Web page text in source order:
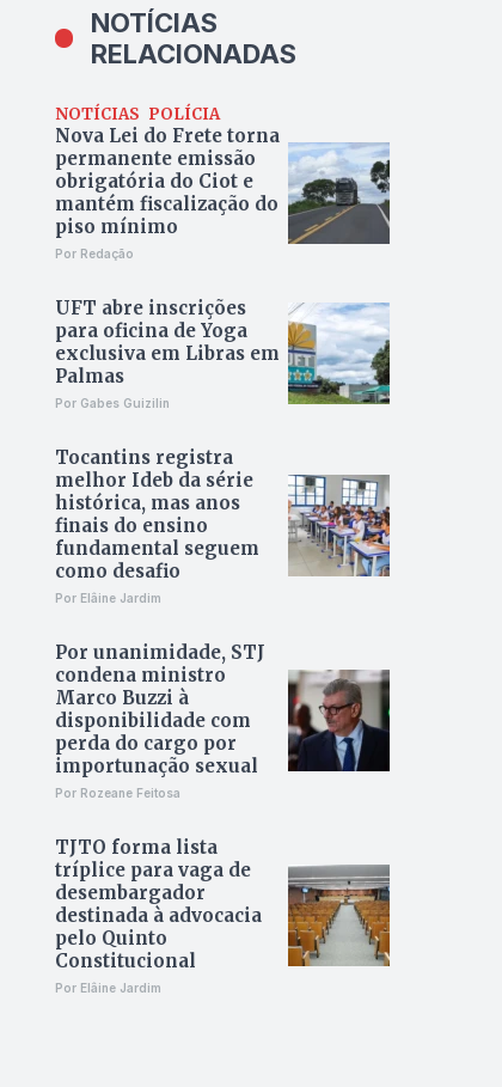
NOTÍCIAS
RELACIONADAS
NOTÍCIAS POLÍCIA
Nova Lei do Frete torna
permanente emissão
obrigatória do Ciot e
mantém fiscalização do
piso mínimo
Por Redação
UFT abre inscrições
para oficina de Yoga
exclusiva em Libras em
Palmas
Por Gabes Guizilin
Tocantins registra
melhor Ideb da série
histórica, mas anos
finais do ensino
fundamental seguem
como desafio
Por Elâine Jardim
Por unanimidade, STJ
condena ministro
Marco Buzzi à
disponibilidade com
perda do cargo por
importunação sexual
Por Rozeane Feitosa
TJTO forma lista
tríplice para vaga de
desembargador
destinada à advocacia
pelo Quinto
Constitucional
Por Elâine Jardim